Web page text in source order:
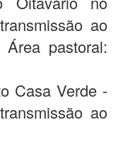
ao
pastoral:
Casa Verde -
ao